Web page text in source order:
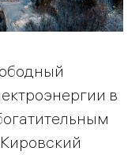
в